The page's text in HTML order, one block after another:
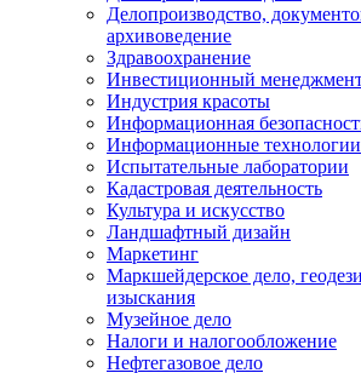
Делопроизводство,
архивоведение
Здравоохранение
Инвестиционный
Индустрия красоты
Информационная
Информационные технологии
Испытательные лаборатории
Кадастровая деятельность
Культура и искусство
Ландшафтный дизайн
Маркетинг
Маркшейдерское дело,
изыскания
Музейное дело
Налоги и налогообложение
Нефтегазовое дело